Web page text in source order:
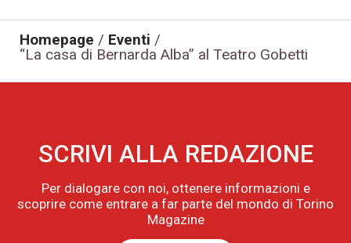
Homepage / Eventi /
“La casa di Bernarda Alba” al Teatro Gobetti
SCRIVI ALLA REDAZIONE
Per dialogare con noi, ottenere informazioni e
scoprire come entrare a far parte del mondo di Torino
Magazine